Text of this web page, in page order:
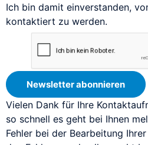
Ich bin damit einverstanden,
kontaktiert zu werden.
Newsletter abonnieren
Vielen Dank für Ihre
so schnell es geht bei Ihnen
Fehler bei der Bearbeitung